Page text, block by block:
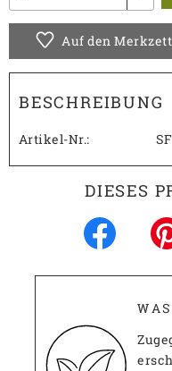
Auf den
BESCHREIBUNG
Artikel-Nr.:
DIESES